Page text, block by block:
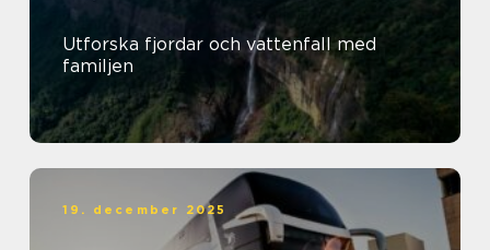
Utforska fjordar och vattenfall med
familjen
19. december 2025